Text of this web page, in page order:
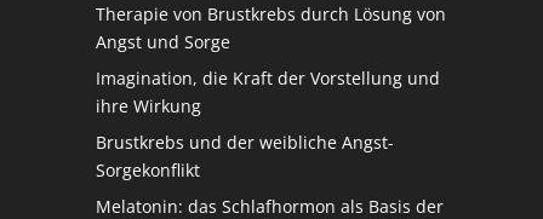
Therapie von Brustkrebs durch Lösung von
Angst und Sorge
Imagination, die Kraft der Vorstellung und
ihre Wirkung
Brustkrebs und der weibliche Angst-
Sorgekonflikt
Melatonin: das Schlafhormon als Basis der